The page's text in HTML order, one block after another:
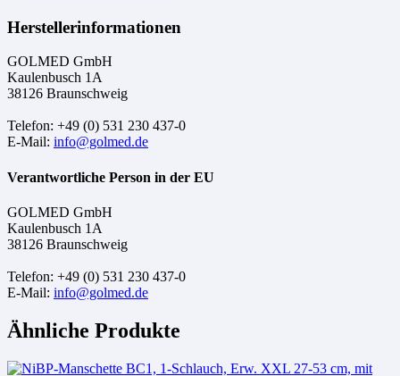
Herstellerinformationen
GOLMED GmbH
Kaulenbusch 1A
38126 Braunschweig
Telefon: +49 (0) 531 230 437-0
E-Mail: info@golmed.de
Verantwortliche Person in der EU
GOLMED GmbH
Kaulenbusch 1A
38126 Braunschweig
Telefon: +49 (0) 531 230 437-0
E-Mail: info@golmed.de
Ähnliche Produkte